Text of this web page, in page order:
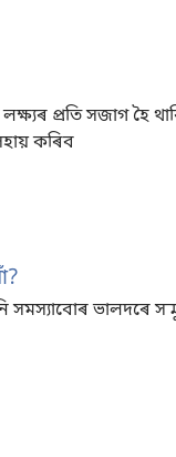
প্ৰতি সজাগ হৈ
কৰিব
ভালদৰে